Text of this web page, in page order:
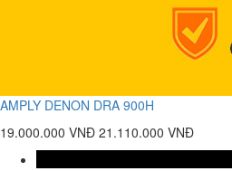
AMPLY DENON DRA 900H
19.000.000 VNĐ 21.110.000 VNĐ